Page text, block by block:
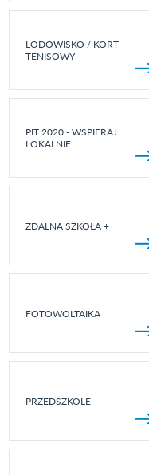
LODOWISKO / KORT
TENISOWY
PIT 2020 - WSPIERAJ
LOKALNIE
ZDALNA SZKOŁA +
FOTOWOLTAIKA
PRZEDSZKOLE